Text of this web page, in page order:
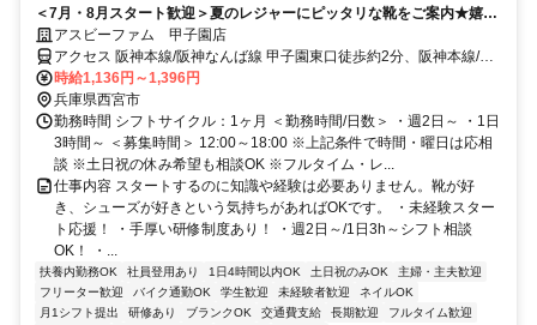
＜7月・8月スタート歓迎＞夏のレジャーにピッタリな靴をご案内★嬉し
いスタッフ割引も◎週2日～/1日3h～/短時間～フルタイムまで柔軟対
応！
アスビーファム 甲子園店
アクセス 阪神本線/阪神なんば線 甲子園東口徒歩約2分、阪神本線/阪
神なんば線 久寿川北口徒歩約10分、阪神本線/阪神なんば線 鳴尾・武
庫川女子大前南口徒歩約13分 「阪神甲子園」駅から徒歩7分
時給1,136円～1,396円
兵庫県西宮市
勤務時間 シフトサイクル：1ヶ月 ＜勤務時間/日数＞ ・週2日～ ・1日
3時間～ ＜募集時間＞ 12:00～18:00 ※上記条件で時間・曜日は応相
談 ※土日祝の休み希望も相談OK ※フルタイム・レ...
仕事内容 スタートするのに知識や経験は必要ありません。靴が好
き、シューズが好きという気持ちがあればOKです。 ・未経験スター
ト応援！ ・手厚い研修制度あり！ ・週2日～/1日3h～シフト相談
OK！ ・...
扶養内勤務OK 社員登用あり 1日4時間以内OK 土日祝のみOK
主婦・主夫歓迎
フリーター歓迎
バイク通勤OK 学生歓迎 未経験者歓迎
ネイルOK
月1シフト提出
研修あり ブランクOK 交通費支給 長期歓迎
フルタイム歓迎